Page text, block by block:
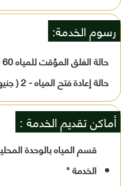
رسوم الخدمة:
حالة الغلق المؤقت للمياه 60 - ( ستون قرشا ) رسم غلق .
حالة إعادة فتح المياه - 2 ( جنيهان ) رسم معاينة
أماكن تقديم الخدمة :
قسم المياه بالوحدة
الخدمة "